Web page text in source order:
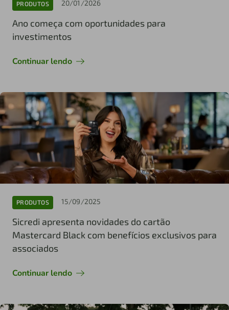
PRODUTOS 20/01/2026
Ano começa com oportunidades para
investimentos
Continuar lendo
PRODUTOS 15/09/2025
Sicredi apresenta novidades do cartão
Mastercard Black com benefícios exclusivos para
associados
Continuar lendo